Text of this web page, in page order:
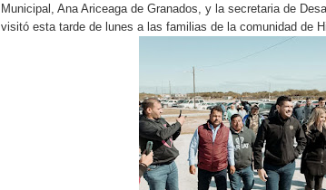
Municipal, Ana Ariceaga de Granados, y la secretaria de
visitó esta tarde de lunes a las familias de la comunidad de